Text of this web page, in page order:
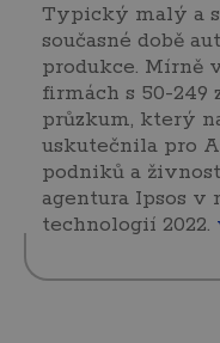
Typický malý a
současné době
produkce. Mírně
firmách s 50-249
průzkum, který
uskutečnila pro
podniků a
agentura Ipsos
technologií 2022.